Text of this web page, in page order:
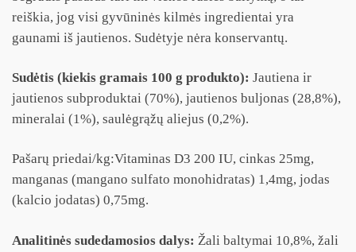
reiškia, jog visi gyvūninės kilmės ingredientai yra
gaunami iš jautienos. Sudėtyje nėra konservantų.
Sudėtis (kiekis gramais 100 g produkto): Jautiena ir
jautienos subproduktai (70%), jautienos buljonas (28,8%),
mineralai (1%), saulėgrąžų aliejus (0,2%).
Pašarų priedai/kg:Vitaminas D3 200 IU, cinkas 25mg,
manganas (mangano sulfato monohidratas) 1,4mg, jodas
(kalcio jodatas) 0,75mg.
Analitinės sudedamosios dalys: Žali baltymai 10,8%, žali